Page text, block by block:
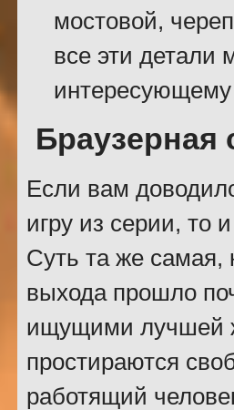
мостовой,
все эти детали
интересующему
Браузерная
Если вам
игру из серии, то
Суть та же самая,
выхода прошло
ищущими лучшей
простираются
работящий